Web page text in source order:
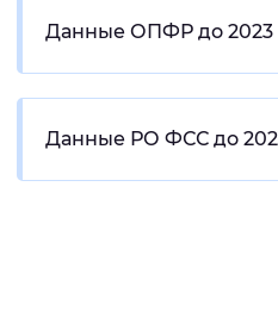
Данные ОПФР до 2023
Данные РО ФСС до